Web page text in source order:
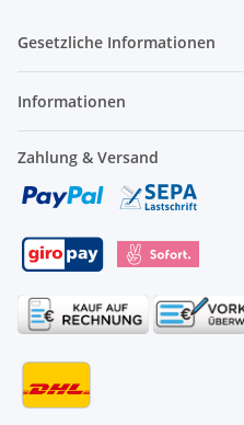
Gesetzliche Informationen
Informationen
Zahlung & Versand